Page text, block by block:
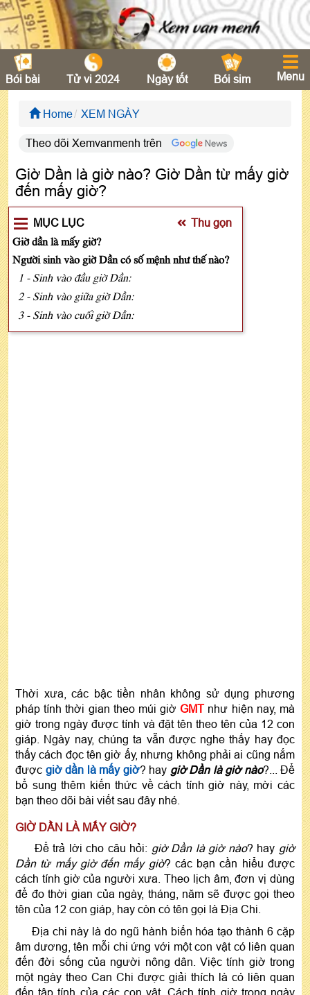
Bói bài Tử vi 2024 Ngày tốt Bói sim Menu
Home XEM NGÀY
Theo dõi Xemvanmenh trên
Giờ Dần là giờ nào? Giờ Dần từ mấy giờ
đến mấy giờ?
MỤC LỤC Thu gọn
Giờ dần là mấy giờ?
Người sinh vào giờ Dần có số mệnh như thế nào?
1 - Sinh vào đầu giờ Dần:
2 - Sinh vào giữa giờ Dần:
3 - Sinh vào cuối giờ Dần:
Thời xưa, các bậc tiền nhân không sử dụng phương
pháp tính thời gian theo múi giờGMTnhư hiện nay, mà
giờ trong ngày được tính và đặt tên theo tên của 12 con
giáp. Ngày nay, chúng ta vẫn được nghe thấy hay đọc
thấy cách đọc tên giờ ấy, nhưng không phải ai cũng nắm
được giờ dần là mấy giờ? hay giờ Dần là giờ nào?... Để
bổ sung thêm kiến thức về cách tính giờ này, mời các
bạn theo dõi bài viết sau đây nhé.
GIỜ DẦN LÀ MẤY GIỜ?
Để trả lời cho câu hỏi: giờ Dần là giờ nào? hay giờ
Dần từ mấy giờ đến mấy giờ? các bạn cần hiểu được
cách tính giờ của người xưa. Theo lịch âm, đơn vị dùng
để đo thời gian của ngày, tháng, năm sẽ được gọi theo
tên của 12 con giáp, hay còn có tên gọi là Địa Chi.
Địa chi này là do ngũ hành biến hóa tạo thành 6 cặp
âm dương, tên mỗi chi ứng với một con vật có liên quan
đến đời sống của người nông dân. Việc tính giờ trong
một ngày theo Can Chi được giải thích là có liên quan
đến tập tính của các con vật. Cách tính giờ trong ngày